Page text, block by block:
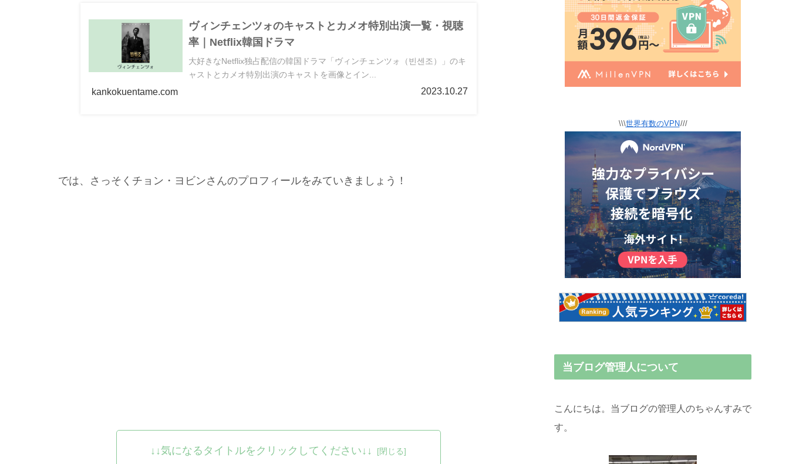
ヴィンチェンツォのキャストとカメオ特別出演一覧・視聴
率｜Netflix韓国ドラマ
大好きなNetflix独占配信の韓国ドラマ「ヴィンチェンツォ（빈센조）」のキ
ャストとカメオ特別出演のキャストを画像とイン...
kankokuentame.com 2023.10.27
では、さっそくチョン・ヨビンさんのプロフィールをみていきましょう！
↓↓気になるタイトルをクリックしてください↓↓
\\\世界有数のVPN///
当ブログ管理人について
こんにちは。当ブログの管理人のちゃんすみで
す。